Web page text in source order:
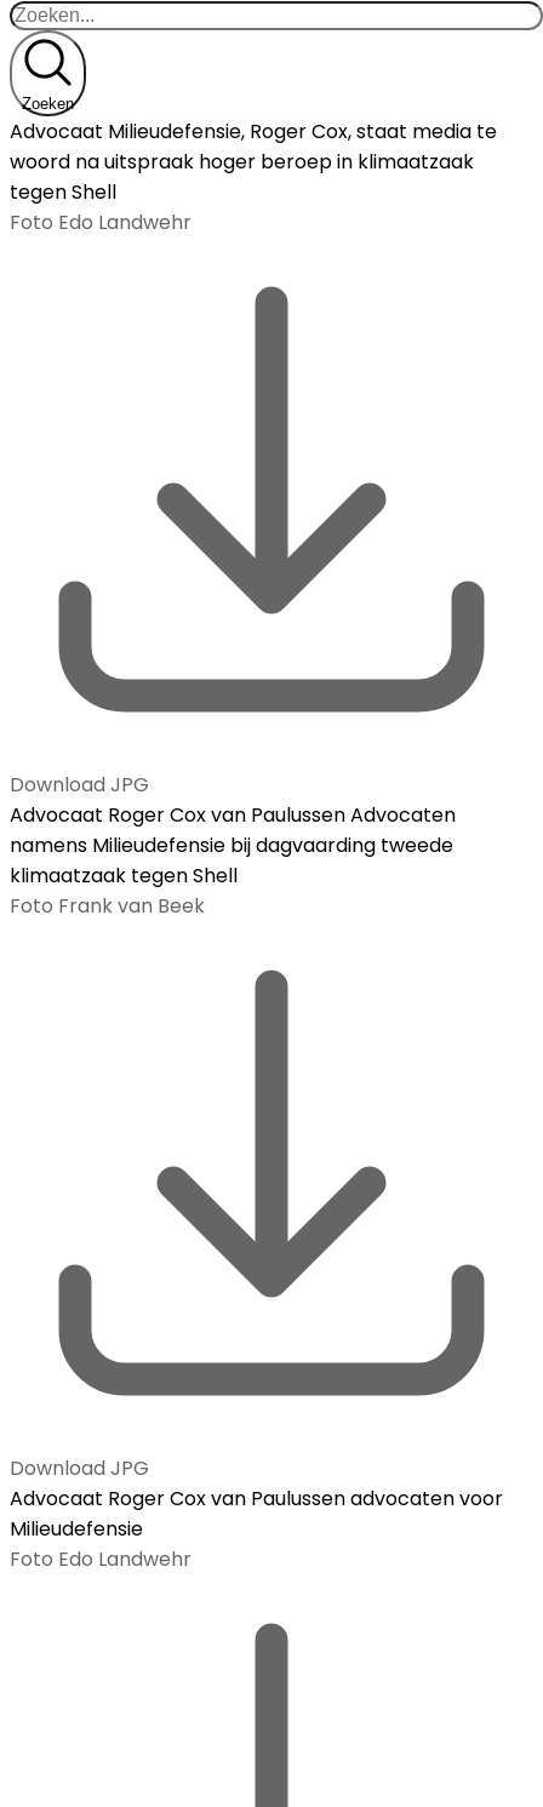
Zoeken
Advocaat Milieudefensie, Roger Cox, staat media te
woord na uitspraak hoger beroep in klimaatzaak
tegen Shell
Foto Edo Landwehr
Download JPG
Advocaat Roger Cox van Paulussen Advocaten
namens Milieudefensie bij dagvaarding tweede
klimaatzaak tegen Shell
Foto Frank van Beek
Download JPG
Advocaat Roger Cox van Paulussen advocaten voor
Milieudefensie
Foto Edo Landwehr